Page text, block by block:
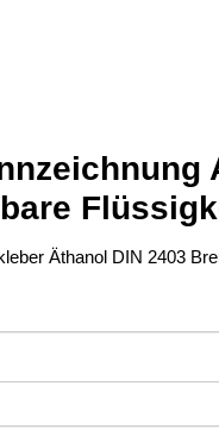
Äthanol DIN 2403